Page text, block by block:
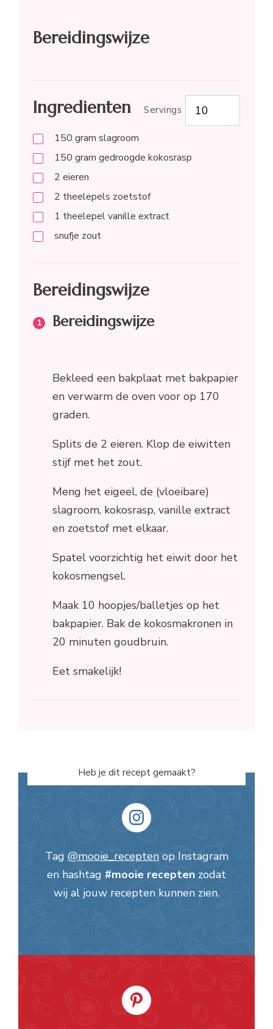
Bereidingswijze
Ingredienten Servings
150 gram slagroom
150 gram gedroogde kokosrasp
2 eieren
2 theelepels zoetstof
1 theelepelvanille extract
snufje zout
Bereidingswijze
Bereidingswijze
Bekleed een bakplaat met bakpapier
en verwarm de oven voor op 170
graden.
Splits de 2 eieren. Klop de eiwitten
stijf met het zout.
Meng het eigeel, de (vloeibare)
slagroom, kokosrasp, vanille extract
en zoetstof met elkaar.
Spatel voorzichtig het eiwit door het
kokosmengsel.
Maak 10 hoopjes/balletjes op het
bakpapier. Bak de kokosmakronen in
20 minuten goudbruin.
Eet smakelijk!
Heb je dit recept gemaakt?
Tag @mooie_receptenop Instagram
en hashtag #mooie recepten zodat
wij al jouw recepten kunnen zien.